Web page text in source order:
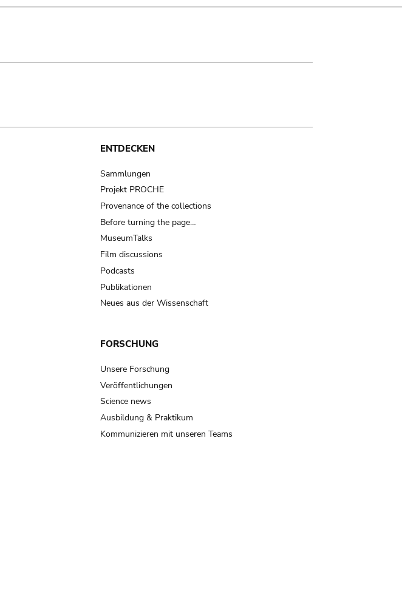
ENTDECKEN
Sammlungen
Projekt PROCHE
Provenance of the collections
Before turning the page…
MuseumTalks
Film discussions
Podcasts
Publikationen
Neues aus der Wissenschaft
FORSCHUNG
Unsere Forschung
Veröffentlichungen
Science news
Ausbildung & Praktikum
Kommunizieren mit unseren Teams